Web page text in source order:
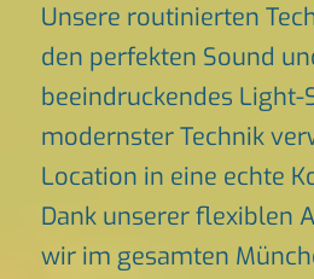
Unsere routinierten
den perfekten Sound
beeindruckendes Light-
modernster Technik
Location in eine echte
Dank unserer flexiblen
wir im gesamten